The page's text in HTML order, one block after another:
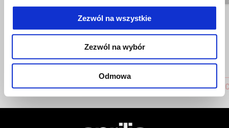
Zezwól na wszystkie
Zezwól na wybór
Odmowa
LATERAL RIGHT RS DECAL LEFT